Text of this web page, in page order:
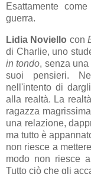
Esattamente
guerra.
Lidia Noviello con
di Charlie, uno
in tondo, senza
suoi pensieri.
nell'intento di
alla realtà. La
ragazza
una relazione,
ma tutto è
non riesce a
modo non riesce
Tutto ciò che gli